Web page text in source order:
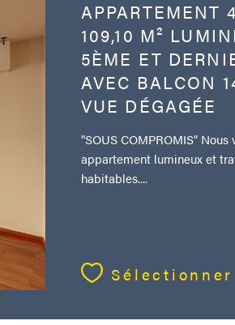
APPARTEMENT
109,10 M²
5ÈME ET
AVEC BALCON
VUE DÉGAGÉE
"SOUS COMPROMIS"
appartement lumineux et
habitables....
Sélectionner